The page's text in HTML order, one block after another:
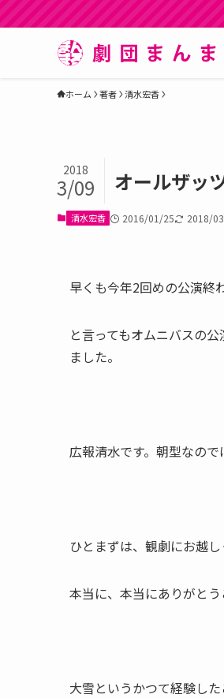
ホーム 著者 清水宏香
オールザッ
2018
3/09
清水宏香 2016/01/25 2018/
早くも今年2回めの公演終
と言ってもオムニバスの
ました。
広報清水です。朝型なので
ひとまずは、観劇にお越
本当に、本当にありがとう
大雪というかつて経験し